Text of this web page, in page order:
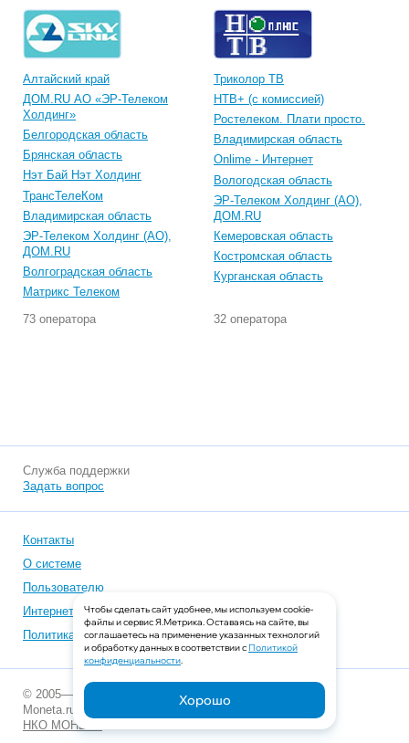
Алтайский край
ДОМ.RU АО «ЭР-Телеком
Холдинг»
Белгородская область
Брянская область
Нэт Бай Нэт Холдинг
ТрансТелеКом
Владимирская область
ЭР-Телеком Холдинг (АО),
ДОМ.RU
Волгоградская область
Матрикс Телеком
Триколор ТВ
НТВ+ (с комиссией)
Ростелеком. Плати просто.
Владимирская область
Onlime - Интернет
Вологодская область
ЭР-Телеком Холдинг (АО),
ДОМ.RU
Кемеровская область
Костромская область
Курганская область
73 оператора 32 оператора
© 2005—2026
Moneta.ru
НКО МОНЕТА
Служба поддержки
Задать вопрос
Контакты
О системе
Пользователю
Интернет-магазинам
Политика конфиденциальности
Чтобы сделать сайт удобнее, мы используем cookie-
файлы и сервис Я.Метрика. Оставаясь на сайте, вы
соглашаетесь на применение указанных технологий
и обработку данных в соответствии с Политикой
конфиденциальности.
Хорошо